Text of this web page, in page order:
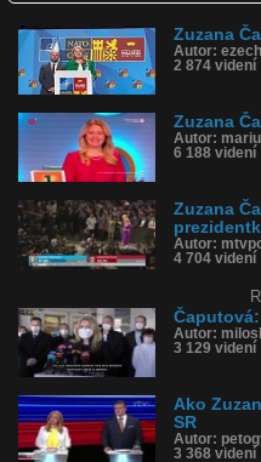
Obľúbené: 1
Komentárov: 7
Dľžka: 0:30
Kategória: reklamy
Tagy: zuzana čaputová,
História sledovanosti videa:
Zuzana
Autor:
2 874 videní
Zuzana
Autor:
6 188 videní
Zuzana
Autor:
4 704 videní
Autor:
3 129 videní
Ako
SR
Autor:
3 368 videní